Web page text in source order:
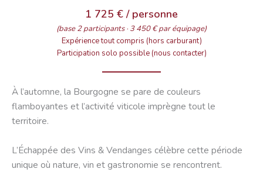
1 725 € / personne
(base 2 participants · 3 450 € par équipage)
Expérience tout compris (hors carburant)
Participation solo possible (nous contacter)
À l’automne, la Bourgogne se pare de couleurs
flamboyantes et l’activité viticole imprègne tout le
territoire.
L’Échappée des Vins & Vendanges célèbre cette période
unique où nature, vin et gastronomie se rencontrent.